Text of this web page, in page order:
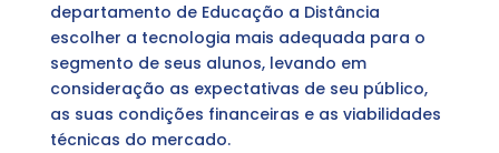
departamento de Educação a Distância
escolher a tecnologia mais adequada para o
segmento de seus alunos, levando em
consideração as expectativas de seu público,
as suas condições financeiras e as viabilidades
técnicas do mercado.